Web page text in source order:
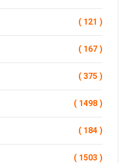
( 121 )
( 167 )
( 375 )
( 1498 )
( 184 )
( 1503 )